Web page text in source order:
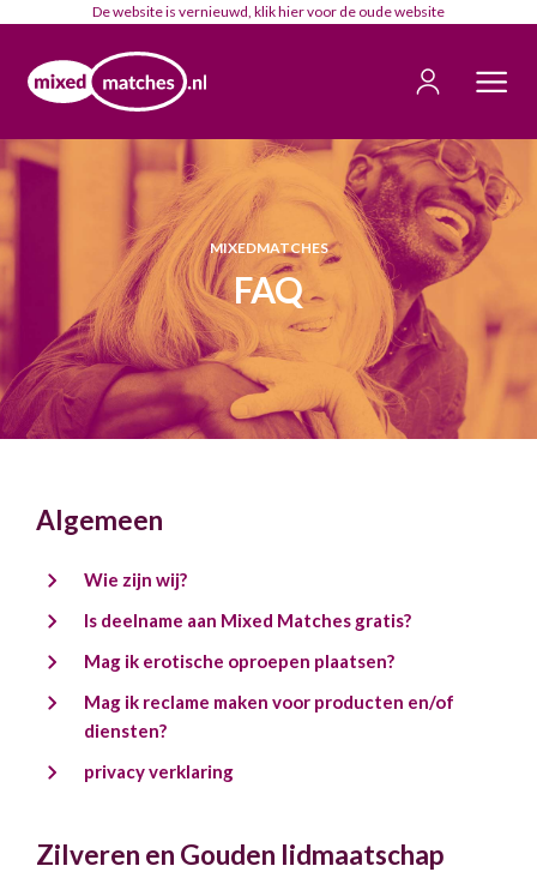
De website is vernieuwd, klikhiervoor de oude website
MIXEDMATCHES
FAQ
Algemeen
Wie zijn wij?
Is deelname aan Mixed Matches gratis?
Mag ik erotische oproepen plaatsen?
Mag ik reclame maken voor producten en/of
diensten?
privacy verklaring
Zilveren en Gouden lidmaatschap